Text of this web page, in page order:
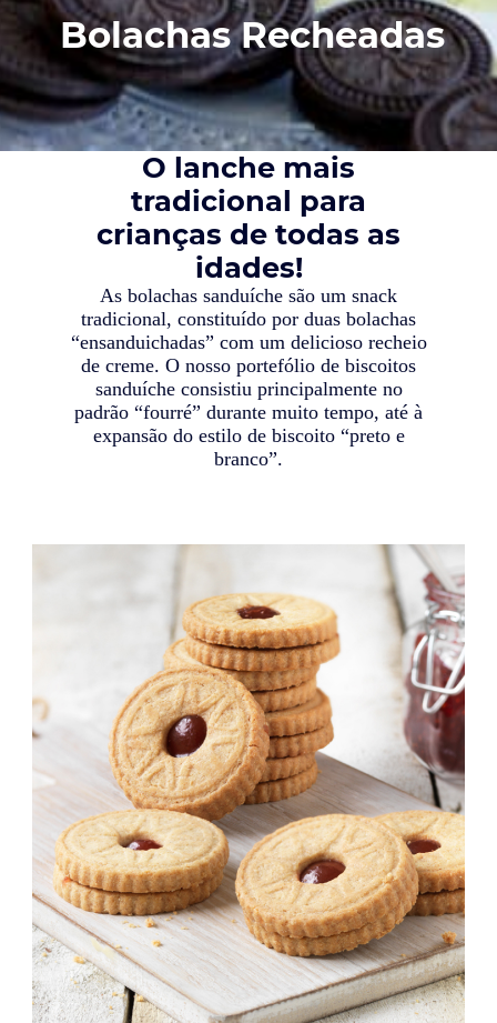
Bolachas Recheadas
O lanche mais
tradicional para
crianças de todas as
idades!
As bolachas sanduíche são um snack
tradicional, constituído por duas bolachas
“ensanduichadas” com um delicioso recheio
de creme. O nosso portefólio de biscoitos
sanduíche consistiu principalmente no
padrão “fourré” durante muito tempo, até à
expansão do estilo de biscoito “preto e
branco”.